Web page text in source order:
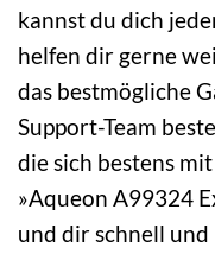
kannst du dich
helfen dir gerne
das bestmögliche
Support-Team
die sich bestens
»Aqueon A99324
und dir schnell